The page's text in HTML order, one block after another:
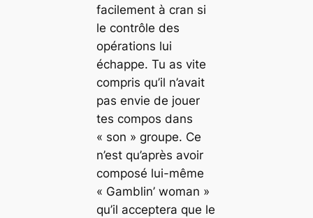
facilement à cran si
le contrôle des
opérations lui
échappe. Tu as vite
compris qu’il n’avait
pas envie de jouer
tes compos dans
« son » groupe. Ce
n’est qu’après avoir
composé lui-même
« Gamblin’ woman »
qu’il acceptera que le